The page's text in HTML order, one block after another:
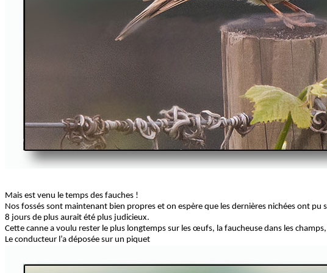
Mais est venu le temps des fauches !
Nos fossés sont maintenant bien propres et on espère que les dernières nichées ont pu
8 jours de plus aurait été plus judicieux.
Cette canne a voulu rester le plus longtemps sur les œufs, la faucheuse dans les
Le conducteur l’a déposée sur un piquet